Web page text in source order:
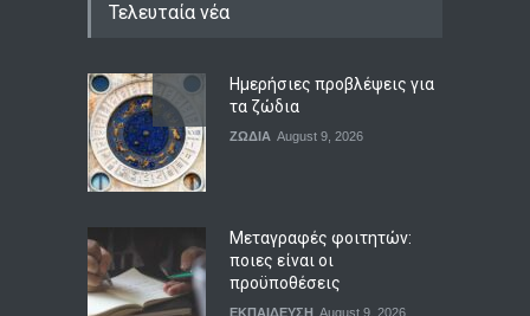
Τελευταία νέα
Ημερήσιες προβλέψεις για
τα ζώδια
ΖΩΔΙΑ August 9, 2026
Μεταγραφές φοιτητών:
ποιες είναι οι
προϋποθέσεις
ΕΚΠΑΙΔΕΥΣΗ August 9, 2026